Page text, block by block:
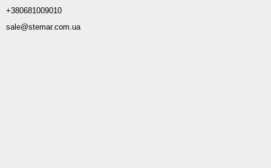
+380681009010
sale@stemar.com.ua